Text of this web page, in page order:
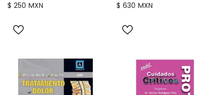
$ 250 MXN $ 630 MXN